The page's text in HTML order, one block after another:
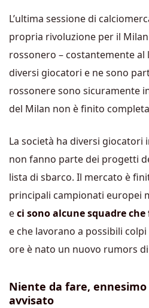
L’ultima sessione di
propria rivoluzione per il Milan
rossonero – costantemente al
diversi giocatori e ne sono
rossonere sono sicuramente
del Milan non è finito
La società ha diversi giocatori
non fanno parte dei progetti
lista di sbarco. Il mercato è
principali campionati europei
eci sono alcune squadre
e che lavorano a possibili
ore è nato un nuovo rumors
Niente da fare,
avvisato